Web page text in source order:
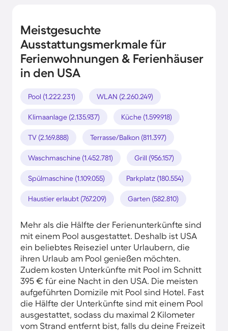
Meistgesuchte
Ausstattungsmerkmale für
Ferienwohnungen & Ferienhäuser
in den USA
Pool (1.222.231) WLAN (2.260.249)
Klimaanlage (2.135.937) Küche (1.599.918)
TV (2.169.888) Terrasse/Balkon (811.397)
Waschmaschine (1.452.781) Grill (956.157)
Spülmaschine (1.109.055) Parkplatz (180.554)
Haustier erlaubt (767.209) Garten (582.810)
Mehr als die Hälfte der Ferienunterkünfte sind
mit einem Pool ausgestattet. Deshalb ist USA
ein beliebtes Reiseziel unter Urlaubern, die
ihren Urlaub am Pool genießen möchten.
Zudem kosten Unterkünfte mit Pool im Schnitt
395 € für eine Nacht in den USA. Die meisten
aufgeführten Domizile mit Pool sind Hotel. Fast
die Hälfte der Unterkünfte sind mit einem Pool
ausgestattet, sodass du maximal 2 Kilometer
vom Strand entfernt bist, falls du deine Freizeit